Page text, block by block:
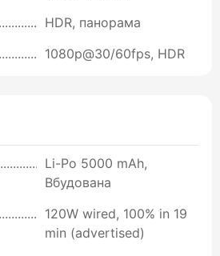
HDR, панорама
1080p@30/60fps, HDR
Li-Po 5000 mAh,
Вбудована
120W wired, 100% in 19
min (advertised)